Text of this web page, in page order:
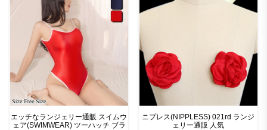
エッチなランジェリー通販 スイムウ
ェア(SWIMWEAR) ツーハッチ ブラ
ニプレス(NIPPLESS) 021rd ランジ
ェリー通販 人気